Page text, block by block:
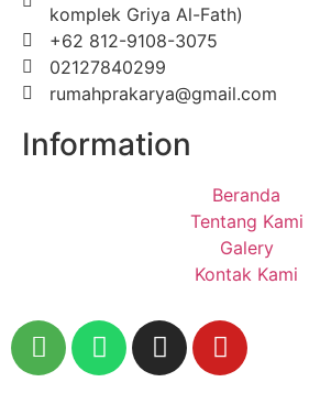
komplek Griya Al-Fath)
+62 812-9108-3075
02127840299
rumahprakarya@gmail.com
Information
Beranda
Tentang Kami
Galery
Kontak Kami